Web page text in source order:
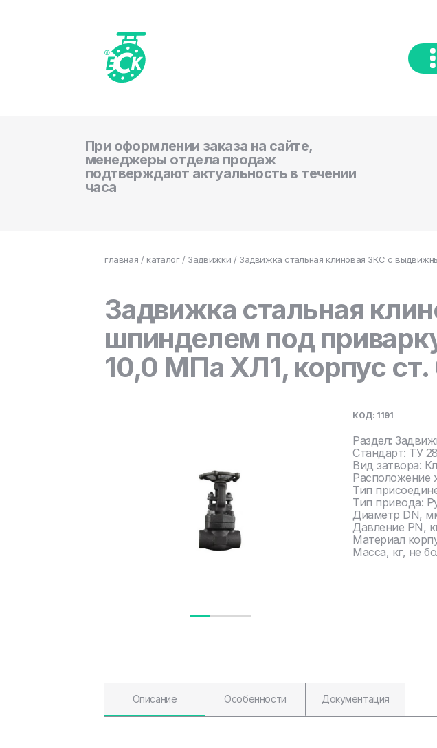
При оформлении заказа на сайте,
менеджеры отдела продаж
подтверждают актуальность в течении
часа
главная / каталог/ Задвижки / Задвижка стальная клиновая ЗКС с
Задвижка стальная
шпинделем под
10,0 МПа ХЛ1, корпус
КОД: 1191
Раздел:
Стандарт: ТУ
Вид затвора:
Расположение
Тип
Тип привода:
Диаметр DN,
Давление PN,
Материал
Масса, кг, не
Описание Особенности Документация